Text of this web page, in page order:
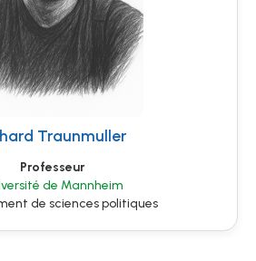
Traunmuller
Professeur
de Mannheim
de sciences politiques